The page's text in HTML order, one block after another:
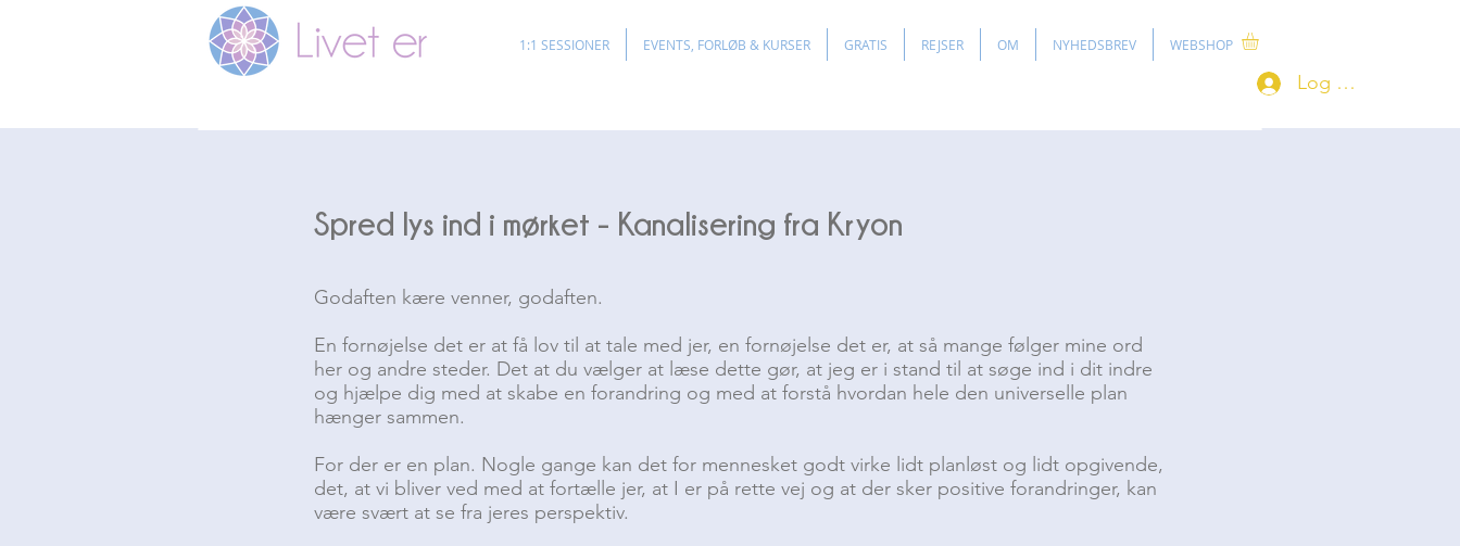
1:1 SESSIONER EVENTS, FORLØB & KURSER GRATIS REJSER OM NYHEDSBREV WEBSHOP
Log ind
Spred lys ind i mørket - Kanalisering fra Kryon
Godaften kære venner, godaften.
En fornøjelse det er at få lov til at tale med jer, en fornøjelse det er, at så mange følger mine ord
her og andre steder. Det at du vælger at læse dette gør, at jeg er i stand til at søge ind i dit indre
og hjælpe dig med at skabe en forandring og med at forstå hvordan hele den universelle plan
hænger sammen.
For der er en plan. Nogle gange kan det for mennesket godt virke lidt planløst og lidt opgivende,
det, at vi bliver ved med at fortælle jer, at I er på rette vej og at der sker positive forandringer, kan
være svært at se fra jeres perspektiv.